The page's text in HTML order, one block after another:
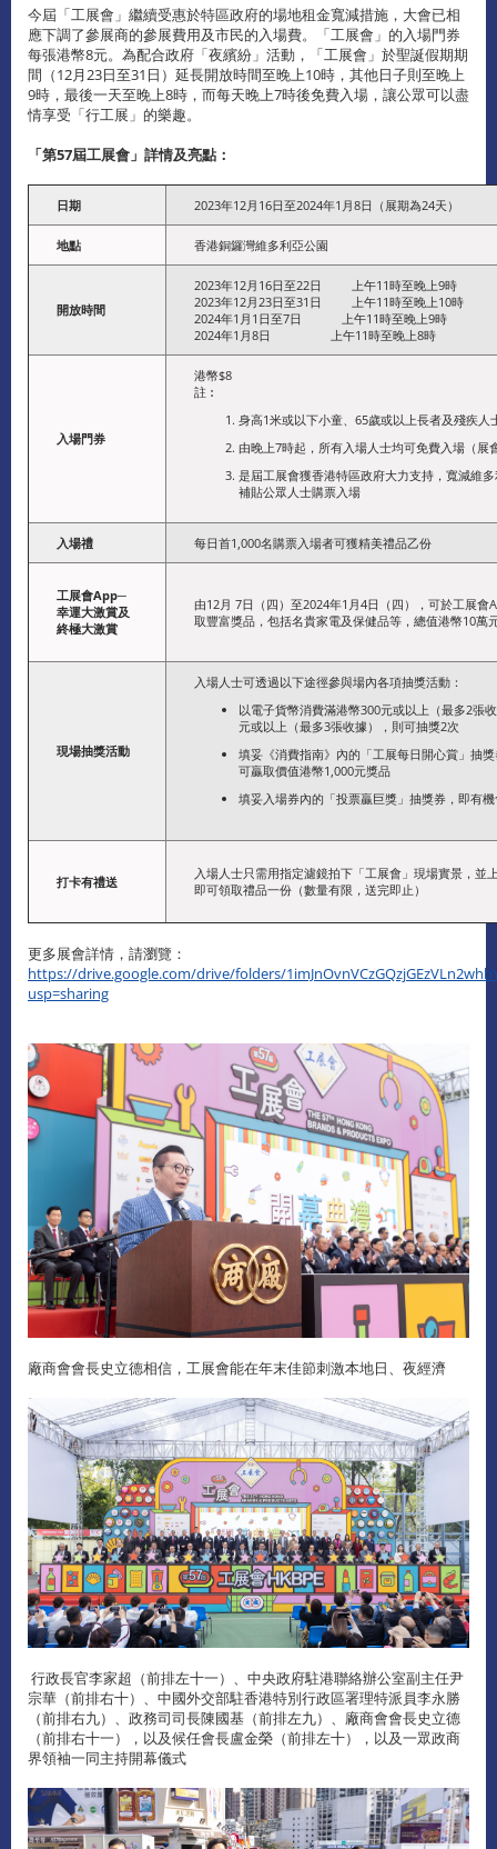
今屆「工展會」繼續受惠於特區政府的場地租金寬減措施，大會已相
應下調了參展商的參展費用及市民的入場費。「工展會」的入場門券
每張港幣8元。為配合政府「夜繽紛」活動，「工展會」於聖誕假期期
間（12月23日至31日）延長開放時間至晚上10時，其他日子則至晚上
9時，最後一天至晚上8時，而每天晚上7時後免費入場，讓公眾可以盡
情享受「行工展」的樂趣。
「第57屆工展會」詳情及亮點：
日期 2023年12月16日至2024年1月8日（展期為24天）
地點 香港銅鑼灣維多利亞公園
開放時間
2023年12月16日至22日 上午11時至晚上9時
2023年12月23日至31日 上午11時至晚上10時
2024年1月1日至7日 上午11時至晚上9時
2024年1月8日 上午11時至晚上8時
入場門券
港幣$8
註︰
身高1米或以下小童、65歲或以上長者及殘疾人
由晚上7時起，所有入場人士均可免費入場（展
是屆工展會獲香港特區政府大力支持，寬減維
補貼公眾人士購票入場
入場禮 每日首1,000名購票入場者可獲精美禮品乙份
工展會App─
幸運大激賞及
終極大激賞
由12月 7日（四）至2024年1月4日（四），可於工展
取豐富獎品，包括名貴家電及保健品等，總值港幣10萬
現場抽獎活動
入場人士可透過以下途徑參與場內各項抽獎活動：
以電子貨幣消費滿港幣300元或以上（最多2張
元或以上（最多3張收據），則可抽獎2次
填妥《消費指南》內的「工展每日開心賞」抽
可贏取價值港幣1,000元獎品
填妥入場券內的「投票贏巨獎」抽獎券，即有
打卡有禮送
入場人士只需用指定濾鏡拍下「工展會」現場實景，
即可領取禮品一份（數量有限，送完即止）
更多展會詳情，請瀏覽：
https://drive.google.com/drive/folders/
usp=sharing
廠商會會長史立德相信，工展會能在年末佳節刺激本地日、夜經濟
行政長官李家超（前排左十一）、中央政府駐港聯絡辦公室副主任尹
宗華（前排右十）、中國外交部駐香港特別行政區署理特派員李永勝
（前排右九）、政務司司長陳國基（前排左九）、廠商會會長史立德
（前排右十一），以及候任會長盧金榮（前排左十），以及一眾政商
界領袖一同主持開幕儀式